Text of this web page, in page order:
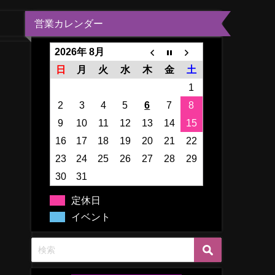
営業カレンダー
2026年 8月
日
月 火 水 木 金
土
1
2
3 4 5 6 7
8
9
10 11 12 13 14
15
16
17 18 19 20 21
22
23
24 25 26 27 28
29
30
31
定休日
イベント